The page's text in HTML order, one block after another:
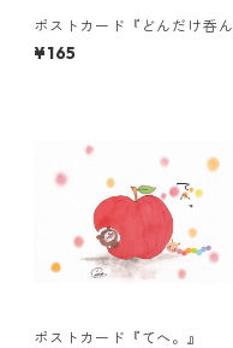
ポストカード『どんだけ呑ん
でも・・・』
¥165
ポストカード『てへ。』